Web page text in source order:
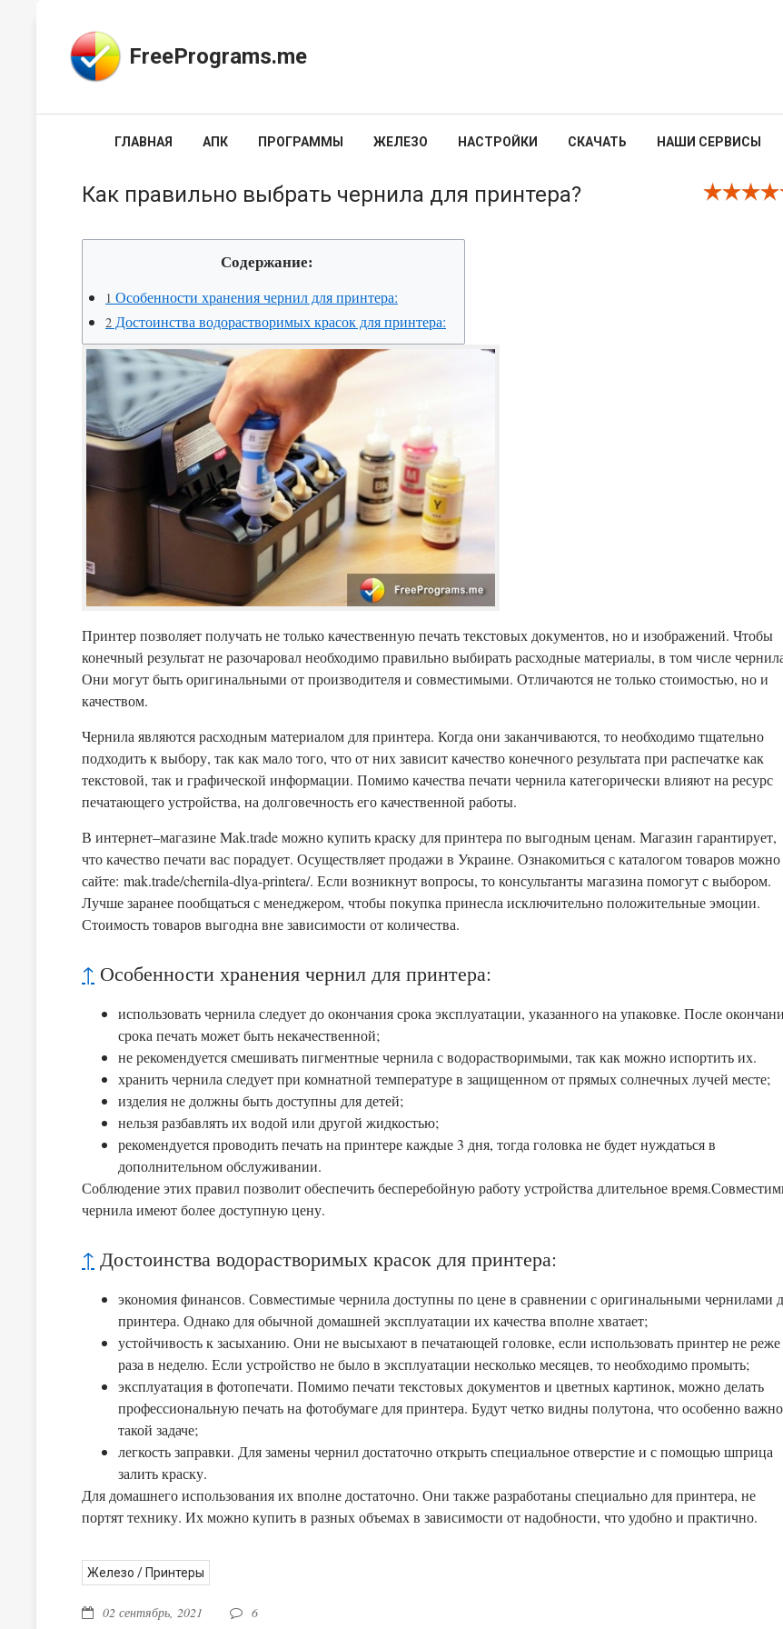
FreePrograms.me
ГЛАВНАЯ АПК ПРОГРАММЫ ЖЕЛЕЗО НАСТРОЙКИ СКАЧАТЬ НАШИ СЕРВИСЫ
Как правильно выбрать чернила для принтера?
Содержание:
1 Особенности хранения чернил для принтера:
2 Достоинства водорастворимых красок для принтера:
Принтер позволяет получать не только качественную печать текстовых документов, но и изображений. Чтобы
конечный результат не разочаровал необходимо правильно выбирать расходные материалы, в том числе
Они могут быть оригинальными от производителя и совместимыми. Отличаются не только стоимостью, но и
качеством.
Чернила являются расходным материалом для принтера. Когда они заканчиваются, то необходимо тщательно
подходить к выбору, так как мало того, что от них зависит качество конечного результата при распечатке как
текстовой, так и графической информации. Помимо качества печати чернила категорически влияют на ресурс
печатающего устройства, на долговечность его качественной работы.
В интернет–магазине Mak.trade можно купить краску для принтера по выгодным ценам. Магазин гарантирует,
что качество печати вас порадует. Осуществляет продажи в Украине. Ознакомиться с каталогом товаров можно
сайте: mak.trade/chernila-dlya-printera/. Если возникнут вопросы, то консультанты магазина помогут с выбором.
Лучше заранее пообщаться с менеджером, чтобы покупка принесла исключительно положительные эмоции.
Стоимость товаров выгодна вне зависимости от количества.
↑ Особенности хранения чернил для принтера:
использовать чернила следует до окончания срока эксплуатации, указанного на упаковке. После
срока печать может быть некачественной;
не рекомендуется смешивать пигментные чернила с водорастворимыми, так как можно испортить их.
хранить чернила следует при комнатной температуре в защищенном от прямых солнечных лучей месте;
изделия не должны быть доступны для детей;
нельзя разбавлять их водой или другой жидкостью;
рекомендуется проводить печать на принтере каждые 3 дня, тогда головка не будет нуждаться в
дополнительном обслуживании.
Соблюдение этих правил позволит обеспечить бесперебойную работу устройства длительное
чернила имеют более доступную цену.
↑ Достоинства водорастворимых красок для принтера:
экономия финансов. Совместимые чернила доступны по цене в сравнении с оригинальными чернилами
принтера. Однако для обычной домашней эксплуатации их качества вполне хватает;
устойчивость к засыханию. Они не высыхают в печатающей головке, если использовать принтер не реже
раза в неделю. Если устройство не было в эксплуатации несколько месяцев, то необходимо промыть;
эксплуатация в фотопечати. Помимо печати текстовых документов и цветных картинок, можно делать
профессиональную печать на фотобумаге для принтера. Будут четко видны полутона, что особенно
такой задаче;
легкость заправки. Для замены чернил достаточно открыть специальное отверстие и с помощью шприца
залить краску.
Для домашнего использования их вполне достаточно. Они также разработаны специально для принтера, не
портят технику. Их можно купить в разных объемах в зависимости от надобности, что удобно и практично.
Железо / Принтеры
02 сентябрь, 2021 6